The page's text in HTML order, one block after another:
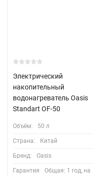
Электрический
накопительный
водонагреватель Oasis
Standart OF-50
Объём: 50 л
Страна: Китай
Бренд: Oasis
Гарантия
Общая: 1 год, на